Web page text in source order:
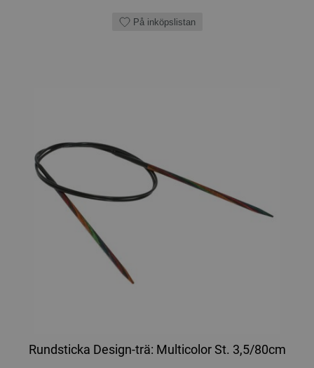
På inköpslistan
Rundsticka Design-trä: Multicolor St. 3,5/80cm